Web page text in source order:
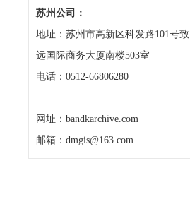
苏州公司：
地址：苏州市高新区科发路101号致
远国际商务大厦南楼503室
电话：0512-66806280
网址：bandkarchive.com
邮箱：dmgis@163.com